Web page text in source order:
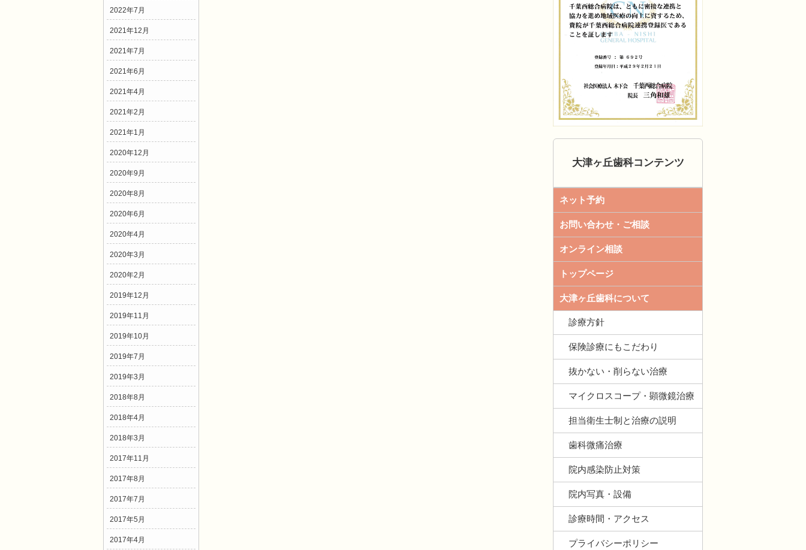
2022年7月
2021年12月
2021年7月
2021年6月
2021年4月
2021年2月
2021年1月
2020年12月
2020年9月
2020年8月
2020年6月
2020年4月
2020年3月
2020年2月
2019年12月
2019年11月
2019年10月
2019年7月
2019年3月
2018年8月
2018年4月
2018年3月
2017年11月
2017年8月
2017年7月
2017年5月
2017年4月
大津ヶ丘歯科コンテンツ
ネット予約
お問い合わせ・ご相談
オンライン相談
トップページ
大津ヶ丘歯科について
診療方針
保険診療にもこだわり
抜かない・削らない治療
マイクロスコープ・顕微鏡治療
担当衛生士制と治療の説明
歯科微痛治療
院内感染防止対策
院内写真・設備
診療時間・アクセス
プライバシーポリシー